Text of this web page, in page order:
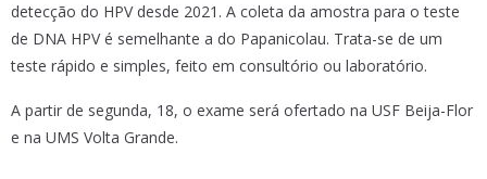
detecção do HPV desde 2021. A coleta da amostra para o teste
de DNA HPV é semelhante a do Papanicolau. Trata-se de um
teste rápido e simples, feito em consultório ou laboratório.
A partir de segunda, 18, o exame será ofertado na USF Beija-Flor
e na UMS Volta Grande.